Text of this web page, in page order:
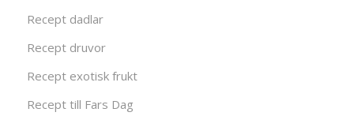
Recept dadlar
Recept druvor
Recept exotisk frukt
Recept till Fars Dag